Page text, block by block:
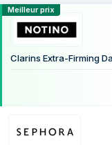
Comparer
Meilleur prix